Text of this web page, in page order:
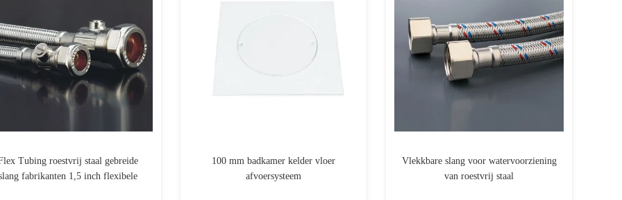
Tubing roestvrij staal gebreide
fabrikanten 1,5 inch flexibele
100 mm badkamer kelder vloer
afvoersysteem
Vlekkbare slang voor watervoorziening
van roestvrij staal